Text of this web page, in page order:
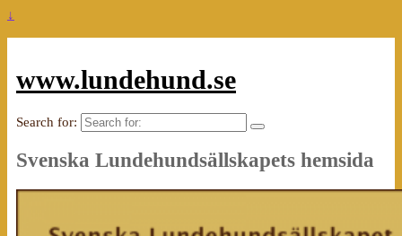
↓
www.lundehund.se
Search for:
Svenska Lundehundsällskapets hemsida